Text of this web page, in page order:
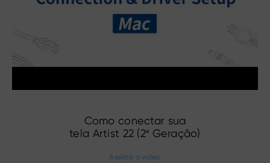
Como conectar sua
tela Artist 22 (2ª Geração)
Assista o vídeo